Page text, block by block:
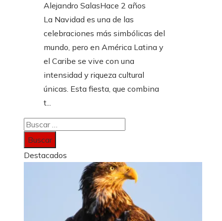
Alejandro SalasHace 2 años
La Navidad es una de las
celebraciones más simbólicas del
mundo, pero en América Latina y
el Caribe se vive con una
intensidad y riqueza cultural
únicas. Esta fiesta, que combina
t...
Buscar:
Destacados